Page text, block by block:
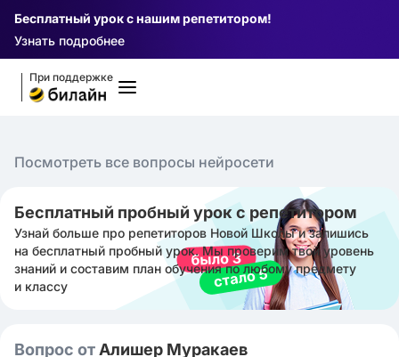
Бесплатный урок с нашим репетитором!
Узнать подробнее
При поддержке
Посмотреть все вопросы нейросети
Бесплатный пробный урок с репетитором
Узнай больше про репетиторов Новой Школы и запишись
на бесплатный пробный урок. Мы проверим твой уровень
знаний и составим план обучения по любому предмету
и классу
Вопрос от Алишер Муракаев